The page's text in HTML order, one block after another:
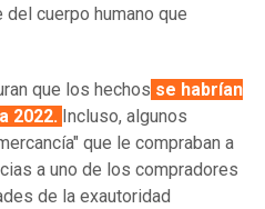
cuerpo humano que
que los hechos se habrían
2022. Incluso, algunos
que le compraban a
a uno de los compradores
de la exautoridad